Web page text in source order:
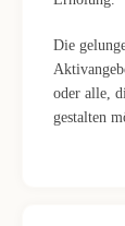
Die
oder alle,
gestalten